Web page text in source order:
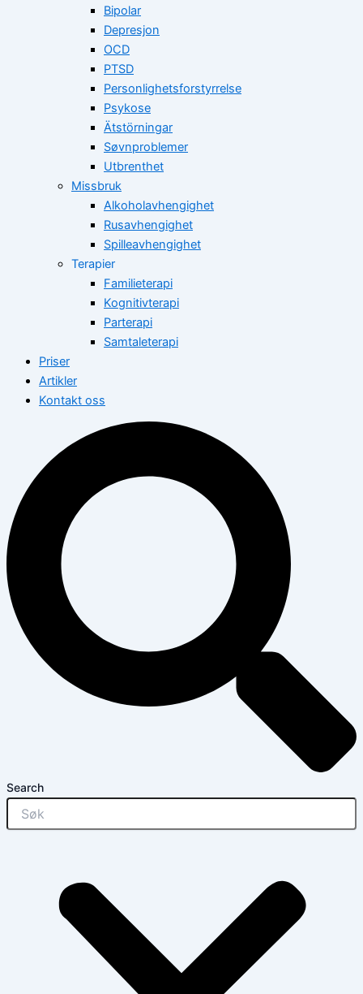
Bipolar
Depresjon
OCD
PTSD
Personlighetsforstyrrelse
Psykose
Ätstörningar
Søvnproblemer
Utbrenthet
Missbruk
Alkoholavhengighet
Rusavhengighet
Spilleavhengighet
Terapier
Familieterapi
Kognitivterapi
Parterapi
Samtaleterapi
Priser
Artikler
Kontakt oss
Search